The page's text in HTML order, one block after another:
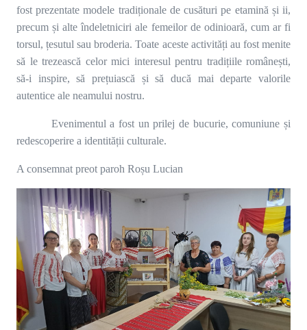
fost prezentate modele tradiționale de cusături pe etamină și ii,
precum și alte îndeletniciri ale femeilor de odinioară, cum ar fi
torsul, țesutul sau broderia. Toate aceste activități au fost menite
să le trezească celor mici interesul pentru tradițiile românești,
să-i inspire, să prețuiască și să ducă mai departe valorile
autentice ale neamului nostru.
Evenimentul a fost un prilej de bucurie, comuniune și
redescoperire a identității culturale.
A consemnat preot paroh Roșu Lucian